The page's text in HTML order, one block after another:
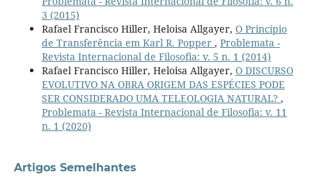
3 (2015)
Rafael Francisco Hiller, Heloisa Allgayer, O Princípio
de Transferência em Karl R. Popper , Problemata -
Revista Internacional de Filosofia: v. 5 n. 1 (2014)
Rafael Francisco Hiller, Heloisa Allgayer, O DISCURSO
EVOLUTIVO NA OBRA ORIGEM DAS ESPÉCIES PODE
SER CONSIDERADO UMA TELEOLOGIA NATURAL? ,
Problemata - Revista Internacional de Filosofia: v. 11
n. 1 (2020)
Artigos Semelhantes